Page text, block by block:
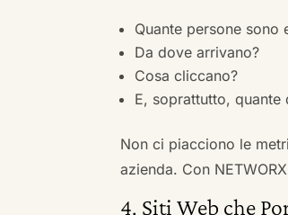
Quante persone sono
Da dove arrivano?
Cosa cliccano?
E, soprattutto,
Non ci piacciono le
azienda. Con
4. Siti Web che